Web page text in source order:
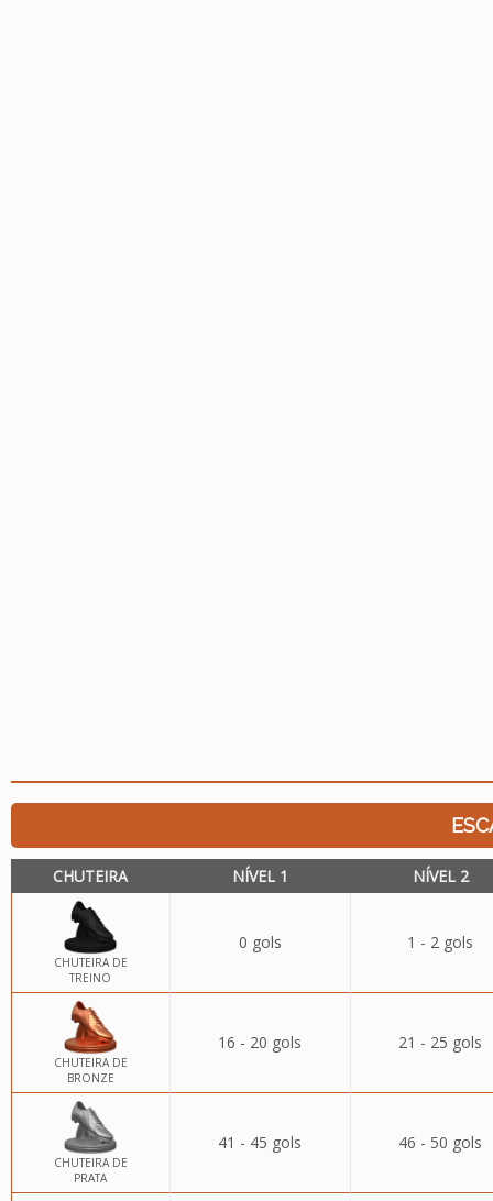
CHUTEIRA NÍVEL 1 NÍVEL 2
CHUTEIRA DE
TREINO
0 gols 1 - 2 gols
CHUTEIRA DE
BRONZE
16 - 20 gols 21 - 25 gols
CHUTEIRA DE
PRATA
41 - 45 gols 46 - 50 gols